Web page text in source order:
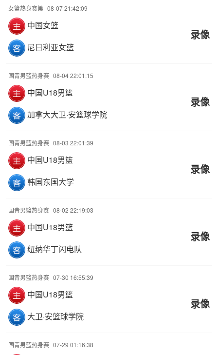
女篮热身赛第 08-07 21:42:09
中国女篮
尼日利亚女篮
录像
国青男篮热身赛 08-04 22:01:15
中国U18男篮
加拿大大卫·安篮球学院
录像
国青男篮热身赛 08-03 22:01:39
中国U18男篮
韩国东国大学
录像
国青男篮热身赛 08-02 22:19:03
中国U18男篮
纽纳华丁闪电队
录像
国青男篮热身赛 07-30 16:55:39
中国U18男篮
大卫·安篮球学院
录像
国青男篮热身赛 07-29 01:16:38